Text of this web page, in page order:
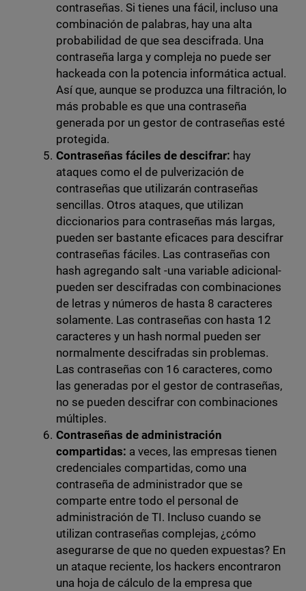
contraseñas. Si tienes una fácil, incluso una
combinación de palabras, hay una alta
probabilidad de que sea descifrada. Una
contraseña larga y compleja no puede ser
hackeada con la potencia informática actual.
Así que, aunque se produzca una filtración, lo
más probable es que una contraseña
generada por un gestor de contraseñas esté
protegida.
Contraseñas fáciles de descifrar: hay
ataques como el de pulverización de
contraseñas que utilizarán contraseñas
sencillas. Otros ataques, que utilizan
diccionarios para contraseñas más largas,
pueden ser bastante eficaces para descifrar
contraseñas fáciles. Las contraseñas con
hash agregando salt -una variable adicional-
pueden ser descifradas con combinaciones
de letras y números de hasta 8 caracteres
solamente. Las contraseñas con hasta 12
caracteres y un hash normal pueden ser
normalmente descifradas sin problemas.
Las contraseñas con 16 caracteres, como
las generadas por el gestor de contraseñas,
no se pueden descifrar con combinaciones
múltiples.
Contraseñas de administración
compartidas: a veces, las empresas tienen
credenciales compartidas, como una
contraseña de administrador que se
comparte entre todo el personal de
administración de TI. Incluso cuando se
utilizan contraseñas complejas, ¿cómo
asegurarse de que no queden expuestas? En
un ataque reciente, los hackers encontraron
una hoja de cálculo de la empresa que